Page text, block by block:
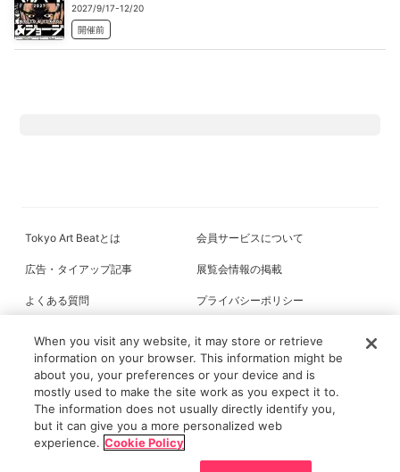
2027/9/17-12/20
開催前
Tokyo Art Beatとは 会員サービスについて
広告・タイアップ記事 展覧会情報の掲載
よくある質問 プライバシーポリシー
All content on this site is © its respective owner(s). Tokyo Art Beat (2004-
2026).
When you visit any website, it may store or retrieve
information on your browser. This information might be
about you, your preferences or your device and is
mostly used to make the site work as you expect it to.
The information does not usually directly identify you,
but it can give you a more personalized web
experience. Cookie Policy